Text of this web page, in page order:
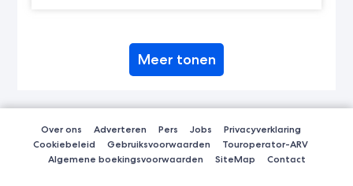
Meer tonen
Over ons Adverteren Pers Jobs
Privacyverklaring
Cookiebeleid
Gebruiksvoorwaarden
Touroperator-ARV
Algemene boekingsvoorwaarden
SiteMap Contact